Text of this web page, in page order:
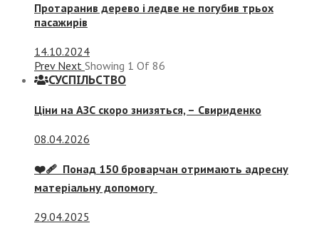
Протаранив дерево і ледве не погубив трьох
пасажирів
14.10.2024
Prev Next Showing 1 Of 86
СУСПIЛЬСТВО
Ціни на АЗС скоро знизяться, – Свириденко
08.04.2026
❤️‍🩹 Понад 150 броварчан отримають адресну
матеріальну допомогу
29.04.2025